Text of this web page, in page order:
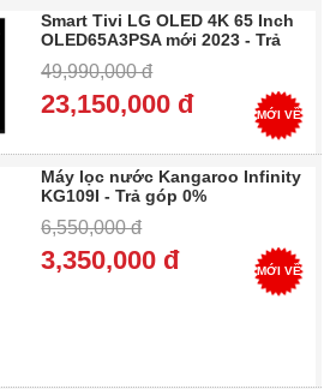
Smart Tivi LG OLED 4K 65 Inch
OLED65A3PSA mới 2023 - Trả
49,990,000 đ
23,150,000 đ MỚI VỀ
Máy lọc nước Kangaroo Infinity
KG109I - Trả góp 0%
6,550,000 đ
3,350,000 đ MỚI VỀ